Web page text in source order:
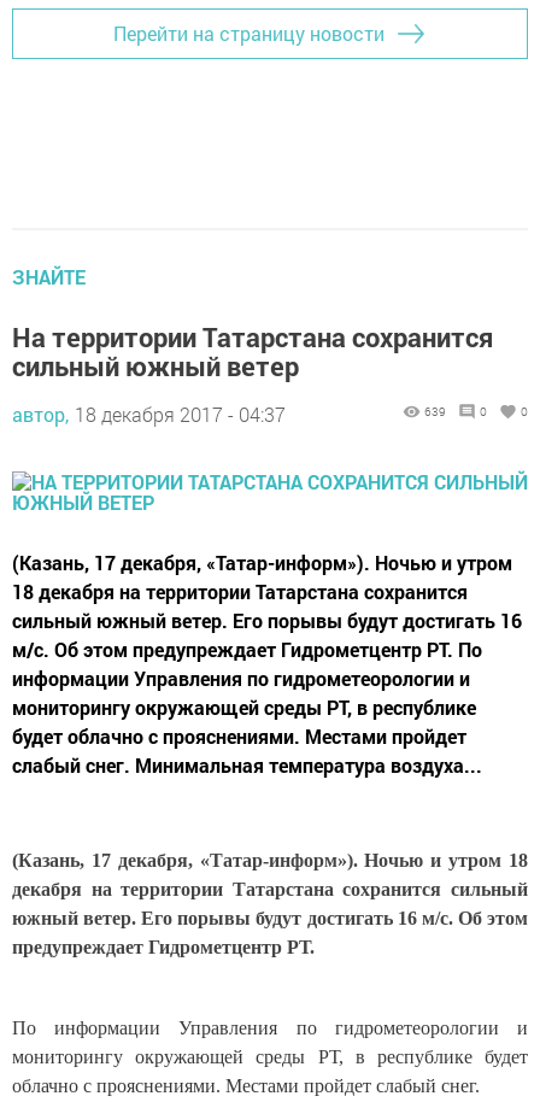
Перейти на страницу новости
ЗНАЙТЕ
На территории Татарстана сохранится
сильный южный ветер
автор, 18 декабря 2017 - 04:37 639 0 0
(Казань, 17 декабря, «Татар-информ»). Ночью и утром
18 декабря на территории Татарстана сохранится
сильный южный ветер. Его порывы будут достигать 16
м/с. Об этом предупреждает Гидрометцентр РТ. По
информации Управления по гидрометеорологии и
мониторингу окружающей среды РТ, в республике
будет облачно с прояснениями. Местами пройдет
слабый снег. Минимальная температура воздуха...
(Казань, 17 декабря, «Татар-информ»). Ночью и утром 18
декабря на территории Татарстана сохранится сильный
южный ветер. Его порывы будут достигать 16 м/с. Об этом
предупреждает Гидрометцентр РТ.
По информации Управления по гидрометеорологии и
мониторингу окружающей среды РТ, в республике будет
облачно с прояснениями. Местами пройдет слабый снег.